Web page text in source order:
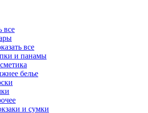
все
все
и панамы
белье
и сумки